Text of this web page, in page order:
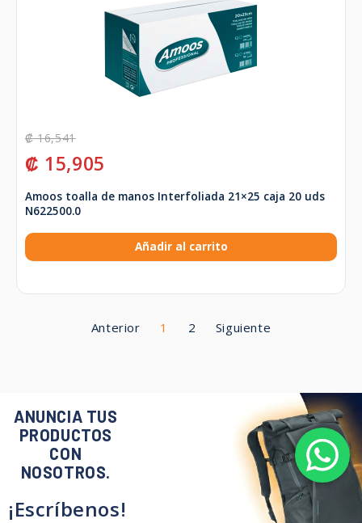
₡16,541
₡ 15,905
Amoos toalla de manos Interfoliada 21×25 caja 20 uds
N622500.0
Añadir al carrito
Anterior 1 2 Siguiente
ANUNCIA TUS
PRODUCTOS
CON
NOSOTROS.
¡Escríbenos!